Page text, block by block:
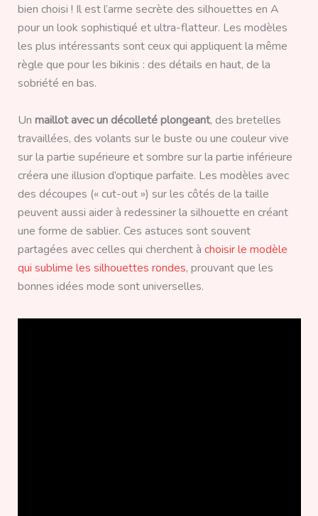
bien choisi ! Il est l’arme secrète des silhouettes en A
pour un look sophistiqué et ultra-flatteur. Les modèles
les plus intéressants sont ceux qui appliquent la même
règle que pour les bikinis : des détails en haut, de la
sobriété en bas.
Un maillot avec un décolleté plongeant, des bretelles
travaillées, des volants sur le buste ou une couleur vive
sur la partie supérieure et sombre sur la partie inférieure
créera une illusion d’optique parfaite. Les modèles avec
des découpes (« cut-out ») sur les côtés de la taille
peuvent aussi aider à redessiner la silhouette en créant
une forme de sablier. Ces astuces sont souvent
partagées avec celles qui cherchent à choisir le modèle
qui sublime les silhouettes rondes, prouvant que les
bonnes idées mode sont universelles.